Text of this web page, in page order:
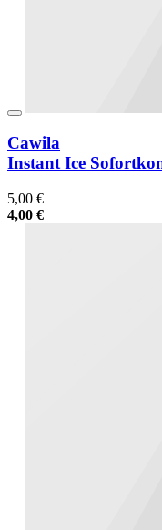
Cawila
Instant Ice
5,00 €
4,00 €